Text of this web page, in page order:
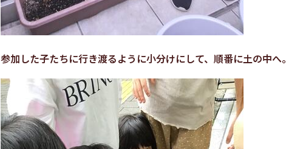
参加した子たちに行き渡るように小分けにして、順番に土の中へ。